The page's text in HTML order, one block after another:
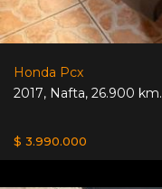
Honda Pcx
2017, Nafta, 26.900 km.
$ 3.990.000